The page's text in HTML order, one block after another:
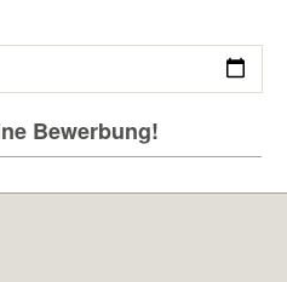
Bewerbung!